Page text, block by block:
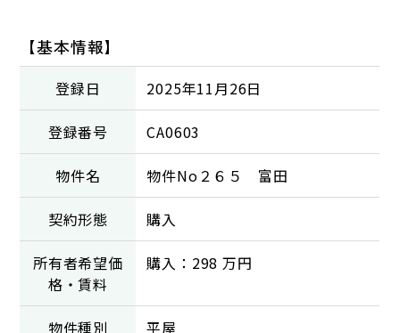
【基本情報】
登録日 2025年11月26日
登録番号 CA0603
物件名 物件No２６５ 富田
契約形態 購入
所有者希望価
格・賃料
購入：298 万円
物件種別 平屋